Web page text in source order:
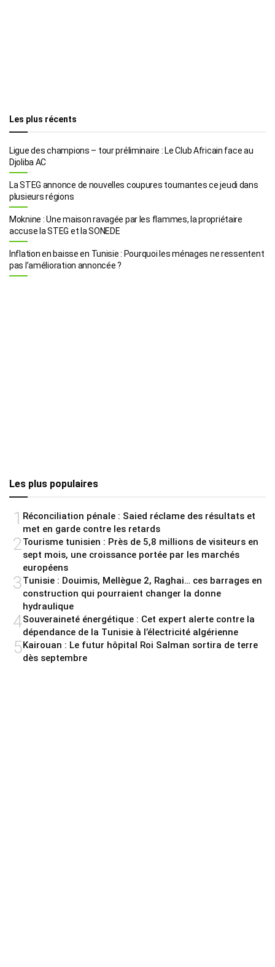
Les plus récents
Ligue des champions – tour préliminaire : Le Club Africain face au
Djoliba AC
La STEG annonce de nouvelles coupures tournantes ce jeudi dans
plusieurs régions
Moknine : Une maison ravagée par les flammes, la propriétaire
accuse la STEG et la SONEDE
Inflation en baisse en Tunisie : Pourquoi les ménages ne ressentent
pas l’amélioration annoncée ?
Les plus populaires
1 Réconciliation pénale : Saied réclame des résultats et
met en garde contre les retards
2Tourisme tunisien : Près de 5,8 millions de visiteurs en
sept mois, une croissance portée par les marchés
européens
3Tunisie : Douimis, Mellègue 2, Raghai… ces barrages en
construction qui pourraient changer la donne
hydraulique
4Souveraineté énergétique : Cet expert alerte contre la
dépendance de la Tunisie à l’électricité algérienne
5Kairouan : Le futur hôpital Roi Salman sortira de terre
dès septembre